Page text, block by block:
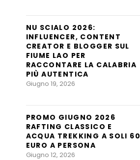
NU SCIALO 2026:
INFLUENCER, CONTENT
CREATOR E BLOGGER SUL
FIUME LAO PER
RACCONTARE LA CALABRIA
PIÙ AUTENTICA
Giugno 19, 2026
PROMO GIUGNO 2026
RAFTING CLASSICO E
ACQUA TREKKING A SOLI 60
EURO A PERSONA
Giugno 12, 2026